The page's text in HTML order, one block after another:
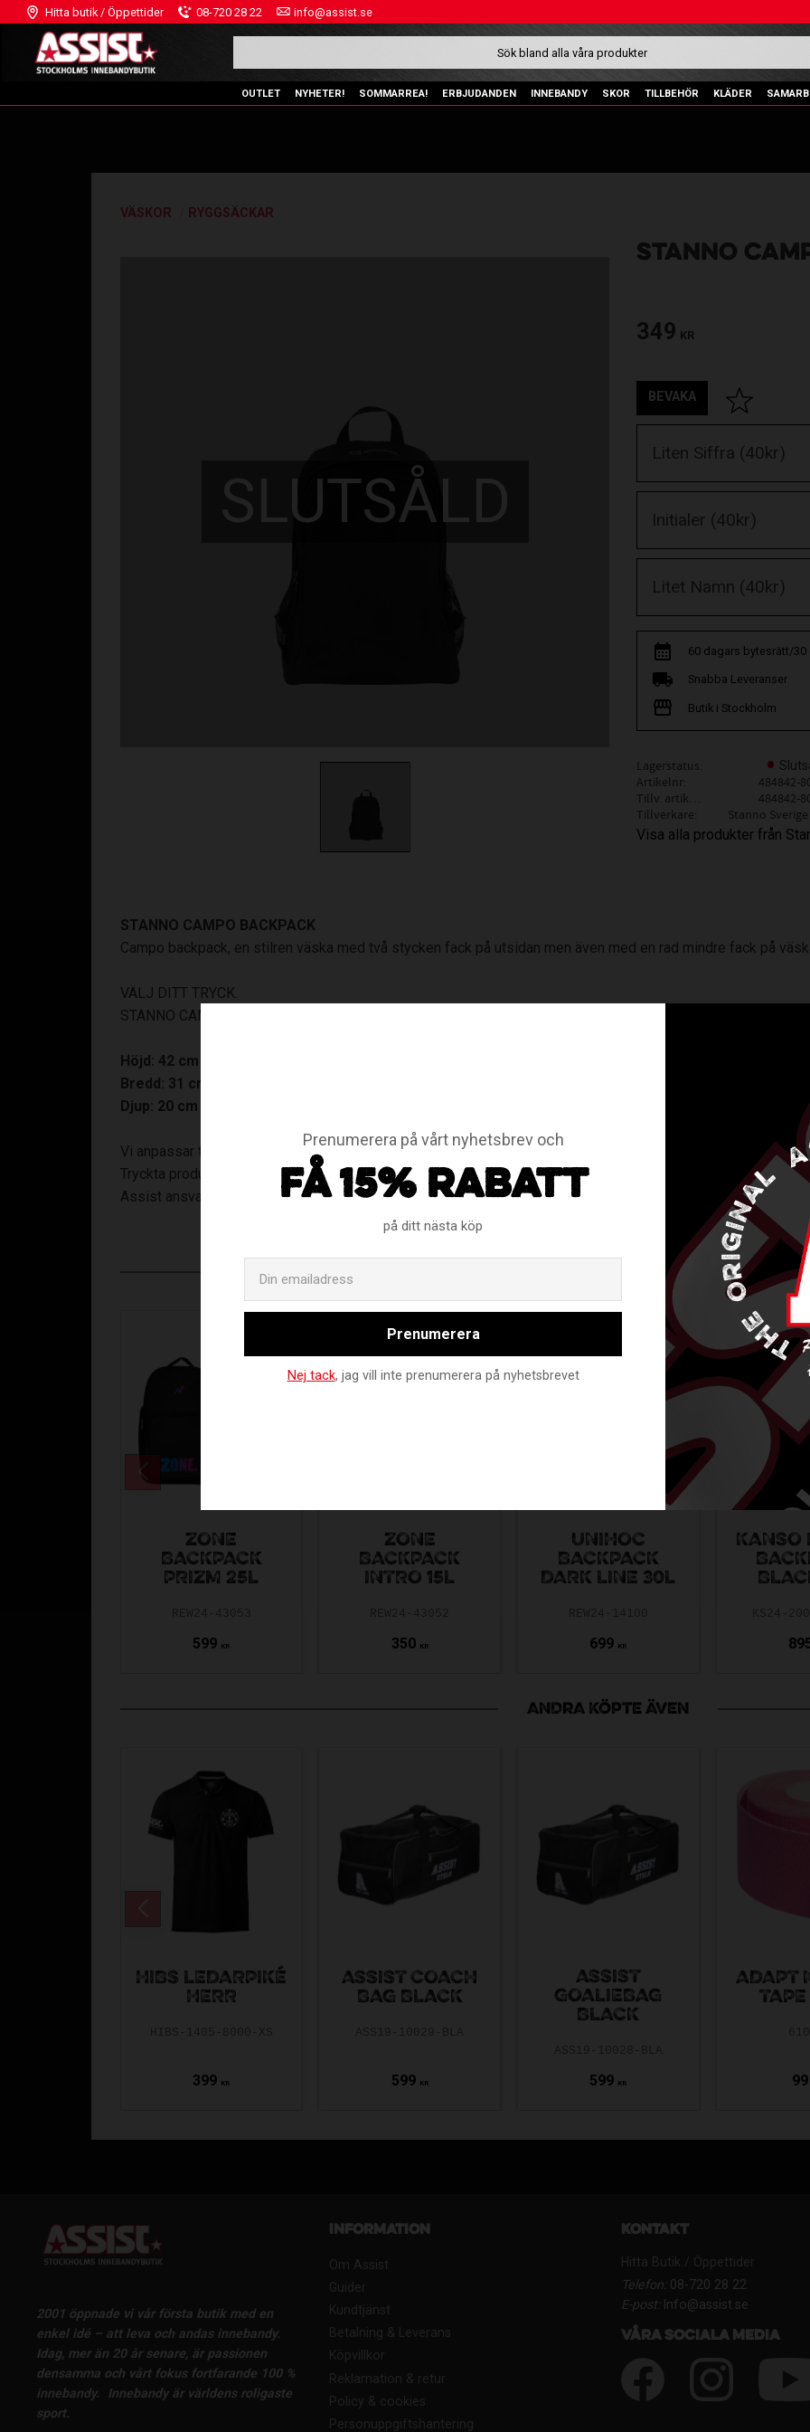
Hitta butik / Öppettider 08-720 28 22 info@assist.se
OUTLET NYHETER! SOMMARREA! ERBJUDANDEN INNEBANDY SKOR TILLBEHÖR KLÄDER
VÄSKOR RYGGSÄCKAR
STANNO
SLUTSÅLD
349 KR
Lägg till i
BEVAKA
60 dagars bytesrätt/
Snabba Leveranser
Butik i Stockholm
Lagerstatus
Artikelnr
484842-
Tillv. artikelnr
484842-
Tillverkare
Stanno Sverige
Visa alla produkter från
STANNO CAMPO BACKPACK
Campo backpack, en stilren väska med två stycken fack på utsidan men även med en rad mindre fack på
VÄLJ DITT TRYCK.
STANNO CAMPO BACKPACK
Höjd: 42 cm
Bredd: 31 cm
Djup: 20 cm
Vi anpassar trycket efter väskans utseende, vilket gör att tryckets placering kan variera mellan olika väskor!
Tryckta produkter kan ej bytas!
Assist ansvarar endast för tryck levererat av Assist!
RELATERADE PRODUKTER
ZONE
BACKPACK
PRIZM 25L
599 KR
ZONE
BACKPACK
INTRO 15L
350 KR
UNIHOC
BACKPACK
DARK LINE 30L
699 KR
KANSO
ANDRA KÖPTE ÄVEN
HIBS LEDARPIKÉ
HERR
399 KR
ASSIST COACH
BAG BLACK
599 KR
ASSIST
GOALIEBAG
BLACK
599 KR
ADAPT
99
2001 öppnade vi vår första butik med en
enkel idé – att leva och andas innebandy.
Idag, mer än 20 år senare, är passionen
densamma och vårt fokus fortfarande 100 %
innebandy.
Innebandy är världens roligaste
sport.
Information
Om Assist
Guider
Kundtjänst
Betalning & Leverans
Köpvillkor
Reklamation & retur
Policy & cookies
Personuppgiftshantering
Kontakt
Hitta Butik / Öppettider
Telefon:08-720 28 22
E-post:Info@assist.se
Våra sociala media
Prenumerera på vårt nyhetsbrev och
FÅ 15% RABATT
på ditt nästa köp
Prenumerera
Nej tack, jag vill inte prenumerera på nyhetsbrevet